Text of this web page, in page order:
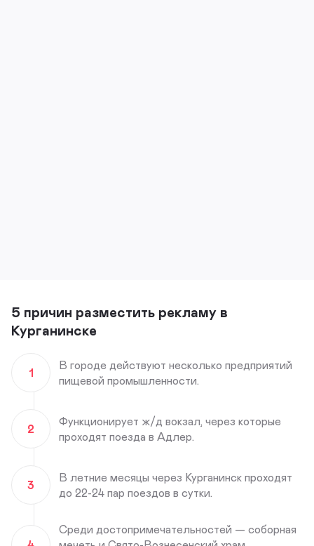
5 причин разместить рекламу в
Курганинске
1
В городе действуют несколько предприятий
пищевой промышленности.
2
Функционирует ж/д вокзал, через которые
проходят поезда в Адлер.
3
В летние месяцы через Курганинск проходят
до 22-24 пар поездов в сутки.
Среди достопримечательностей — соборная